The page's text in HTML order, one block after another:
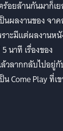
อยล้านกันมาก็เ
นผลงานของ จา
ราะมีแต่ผลงานห
นาที เรื่องของ
วลากกลับไปอยู่
Come Play ที่เ